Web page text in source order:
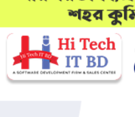
মেলান্দহে
হিসাব
দেশে
মাদক: